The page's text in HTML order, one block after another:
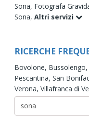
Sona, Fotografa
Sona, Altri servizi
RICERCHE
Bovolone, Bussolengo,
Pescantina, San
Verona, Villafranca di